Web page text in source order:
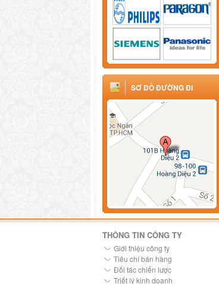
SƠ ĐỒ ĐƯỜNG ĐI
THÔNG TIN CÔNG TY
Giới thiệu công ty
Tiêu chí bán hàng
Đối tác chiến lược
Triết lý kinh doanh